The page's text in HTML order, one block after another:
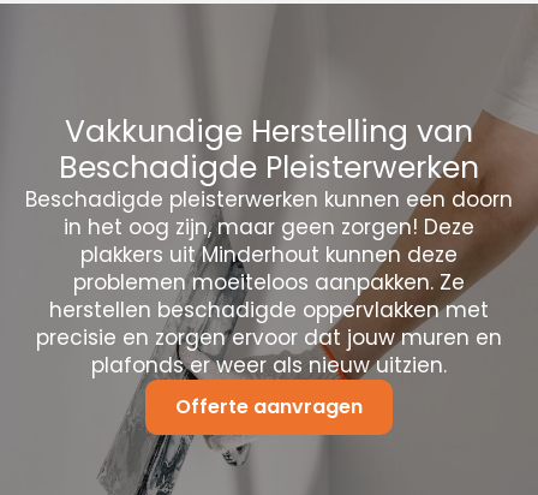
Vakkundige Herstelling van
Beschadigde Pleisterwerken
Beschadigde pleisterwerken kunnen een doorn
in het oog zijn, maar geen zorgen! Deze
plakkers uit Minderhout kunnen deze
problemen moeiteloos aanpakken. Ze
herstellen beschadigde oppervlakken met
precisie en zorgen ervoor dat jouw muren en
plafonds er weer als nieuw uitzien.
Offerte aanvragen